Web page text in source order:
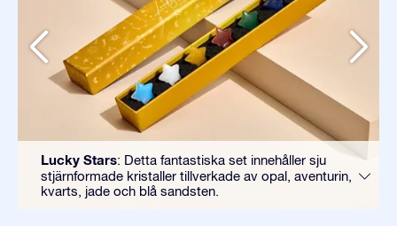
Lucky Stars: Detta fantastiska set innehåller sju
stjärnformade kristaller tillverkade av opal, aventurin,
kvarts, jade och blå sandsten.